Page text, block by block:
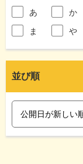
あ
か
ま
や
並び順